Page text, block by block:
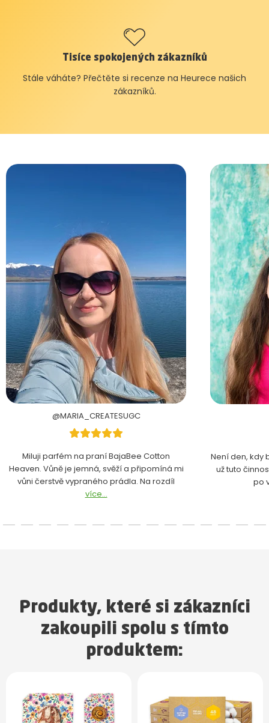
Tisíce spokojených zákazníků
Stále váháte? Přečtěte si recenze na Heurece našich
zákazníků.
@MARIA_CREATESUGC
Miluji parfém na praní BajaBee Cotton
Heaven. Vůně je jemná, svěží a připomíná mi
vůni čerstvě vypraného prádla. Na rozdíl
více...
Není den, kdy
už tuto
po
Produkty, které si zákazníci
zakoupili spolu s tímto
produktem: